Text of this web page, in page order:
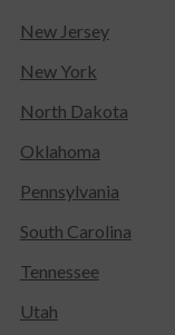
New Jersey
New York
North Dakota
Oklahoma
Pennsylvania
South Carolina
Tennessee
Utah